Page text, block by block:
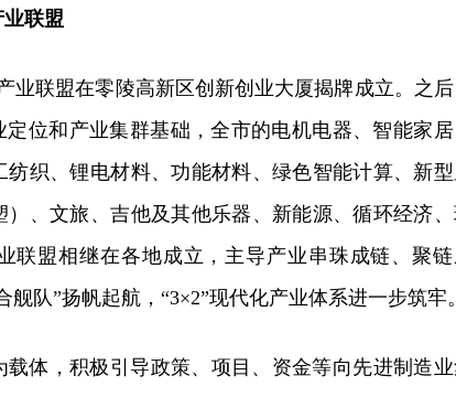
联盟
业联盟在零陵高新区创新创业大厦揭牌成立。之后
位和产业集群基础，全市的电机电器、智能家居
织、锂电材料、功能材料、绿色智能计算、新型
、文旅、吉他及其他乐器、新能源、循环经济
联盟相继在各地成立，主导产业串珠成链、聚
队”扬帆起航，“3×2”现代化产业体系进一步筑牢。
载体，积极引导政策、项目、资金等向先进制造